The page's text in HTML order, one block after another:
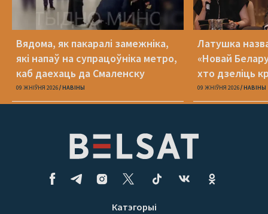
Вядома, як пакаралі замежніка,
які напаў на супрацоўніка метро,
каб даехаць да Смаленску
09 ЖНІЎНЯ 2026 НАВІНЫ
Латушка
«Новай
хто дзеліць
09 ЖНІЎНЯ 2026 НАВІНЫ
Катэгорыі